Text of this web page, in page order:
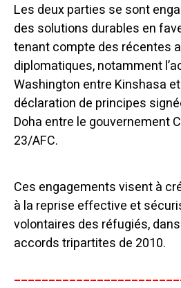
Les deux parties se sont
des solutions durables en
tenant compte des récentes
diplomatiques, notamment
Washington entre Kinshasa
déclaration de principes
Doha entre le gouvernement
23/AFC.
Ces engagements visent à
à la reprise effective et
volontaires des réfugiés,
accords tripartites de 2010.